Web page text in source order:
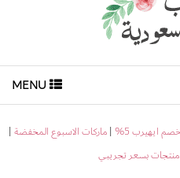
ايهيرب 5% |ماركات الاسبوع المخفضة |
منتجات بسعر تجريبي